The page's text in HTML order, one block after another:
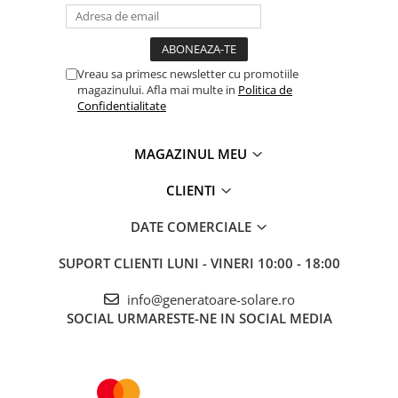
Accesorii instrumente de masura
Luxmetru
Osciloscoape
Lichidare stoc
Vreau sa primesc newsletter cu promotiile
magazinului. Afla mai multe in Politica de
Confidentialitate
MAGAZINUL MEU
CLIENTI
DATE COMERCIALE
SUPORT CLIENTI LUNI - VINERI 10:00 - 18:00
info@generatoare-solare.ro
SOCIAL URMARESTE-NE IN SOCIAL MEDIA